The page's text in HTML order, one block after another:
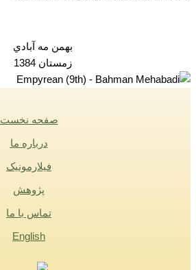
بهمن مه آبادي
زمستان 1384
صفحه نخست
درباره ما
فیلارمونیک
پژوهش
تماس با ما
English